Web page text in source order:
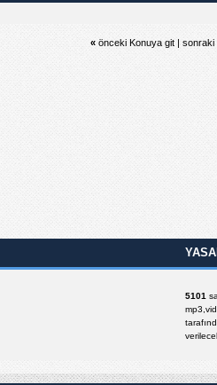
« önceki Konuya git| sonraki
5101